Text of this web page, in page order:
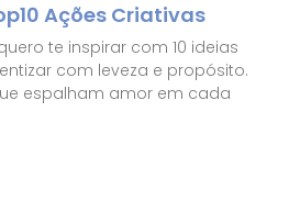
Ações Criativas
te inspirar com 10 ideias
com leveza e propósito.
espalham amor em cada